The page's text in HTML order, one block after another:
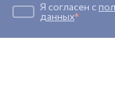
Я согласен с
данных*